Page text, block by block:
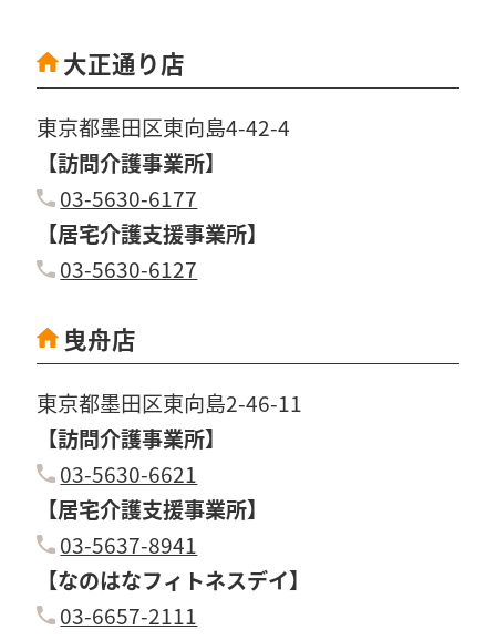
大正通り店
東京都墨田区東向島4-42-4
【訪問介護事業所】
03-5630-6177
【居宅介護支援事業所】
03-5630-6127
曳舟店
東京都墨田区東向島2-46-11
【訪問介護事業所】
03-5630-6621
【居宅介護支援事業所】
03-5637-8941
【なのはなフィトネスデイ】
03-6657-2111